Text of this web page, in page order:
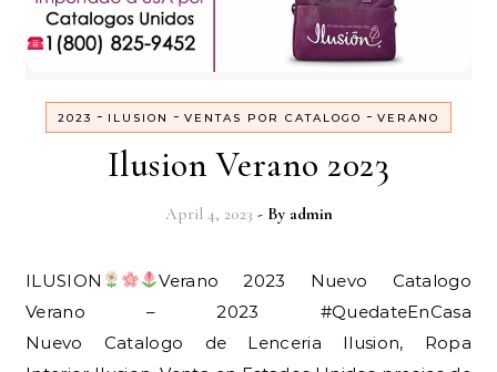
2023 - ILUSION - VENTAS POR CATALOGO - VERANO
Ilusion Verano 2023
April 4, 2023 - By admin
ILUSION
Verano 2023 Nuevo Catalogo
Verano – 2023 #QuedateEnCasa
Nuevo Catalogo de Lenceria Ilusion, Ropa